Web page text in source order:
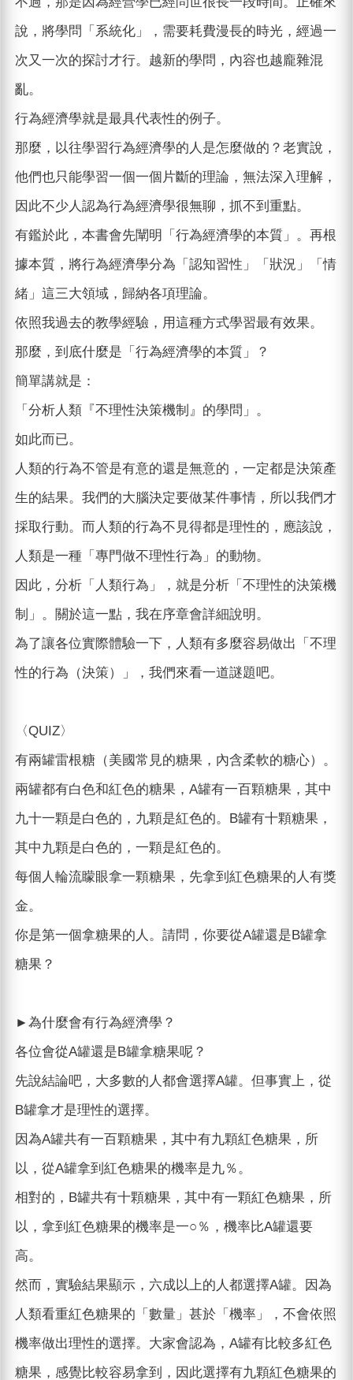
說，將學問「系統化」，需要耗費漫長的時光，經過一
次又一次的探討才行。越新的學問，內容也越龐雜混
亂。
行為經濟學就是最具代表性的例子。
那麼，以往學習行為經濟學的人是怎麼做的？老實說，
他們也只能學習一個一個片斷的理論，無法深入理解，
因此不少人認為行為經濟學很無聊，抓不到重點。
有鑑於此，本書會先闡明「行為經濟學的本質」。再根
據本質，將行為經濟學分為「認知習性」「狀況」「情
緒」這三大領域，歸納各項理論。
依照我過去的教學經驗，用這種方式學習最有效果。
那麼，到底什麼是「行為經濟學的本質」？
簡單講就是：
「分析人類『不理性決策機制』的學問」。
如此而已。
人類的行為不管是有意的還是無意的，一定都是決策產
生的結果。我們的大腦決定要做某件事情，所以我們才
採取行動。而人類的行為不見得都是理性的，應該說，
人類是一種「專門做不理性行為」的動物。
因此，分析「人類行為」，就是分析「不理性的決策機
制」。關於這一點，我在序章會詳細說明。
為了讓各位實際體驗一下，人類有多麼容易做出「不理
性的行為（決策）」，我們來看一道謎題吧。
〈QUIZ〉
有兩罐雷根糖（美國常見的糖果，內含柔軟的糖心）。
兩罐都有白色和紅色的糖果，A罐有一百顆糖果，其中
九十一顆是白色的，九顆是紅色的。B罐有十顆糖果，
其中九顆是白色的，一顆是紅色的。
每個人輪流矇眼拿一顆糖果，先拿到紅色糖果的人有獎
金。
你是第一個拿糖果的人。請問，你要從A罐還是B罐拿
糖果？
►為什麼會有行為經濟學？
各位會從A罐還是B罐拿糖果呢？
先說結論吧，大多數的人都會選擇A罐。但事實上，從
B罐拿才是理性的選擇。
因為A罐共有一百顆糖果，其中有九顆紅色糖果，所
以，從A罐拿到紅色糖果的機率是九％。
相對的，B罐共有十顆糖果，其中有一顆紅色糖果，所
以，拿到紅色糖果的機率是一○％，機率比A罐還要
高。
然而，實驗結果顯示，六成以上的人都選擇A罐。因為
人類看重紅色糖果的「數量」甚於「機率」，不會依照
機率做出理性的選擇。大家會認為，A罐有比較多紅色
糖果，感覺比較容易拿到，因此選擇有九顆紅色糖果的